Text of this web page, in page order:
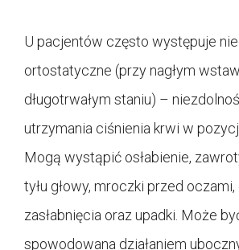
U pacjentów często występuje
ortostatyczne (przy nagłym
długotrwałym staniu) –
utrzymania ciśnienia krwi w
Mogą wystąpić osłabienie,
tyłu głowy, mroczki przed
zasłabnięcia oraz upadki. Może
spowodowana działaniem